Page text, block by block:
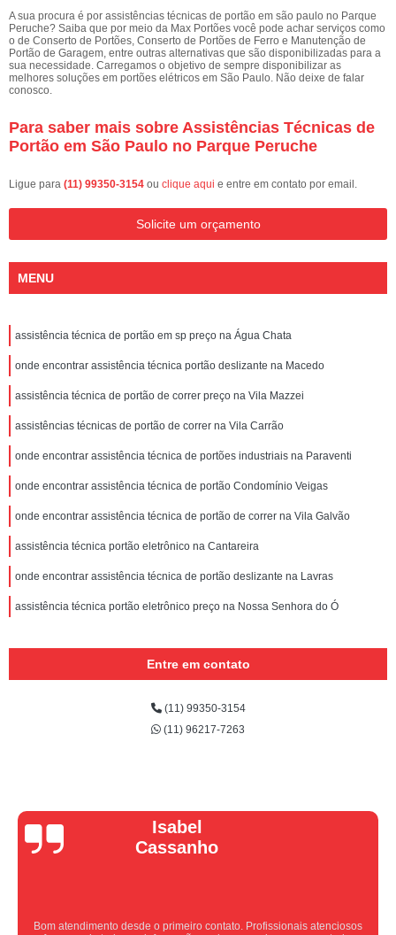
A sua procura é por assistências técnicas de portão em são paulo no Parque
Peruche? Saiba que por meio da Max Portões você pode achar serviços como
o de Conserto de Portões, Conserto de Portões de Ferro e Manutenção de
Portão de Garagem, entre outras alternativas que são disponibilizadas para a
sua necessidade. Carregamos o objetivo de sempre disponibilizar as
melhores soluções em portões elétricos em São Paulo. Não deixe de falar
conosco.
Para saber mais sobre Assistências Técnicas de
Portão em São Paulo no Parque Peruche
Ligue para (11) 99350-3154 ou clique aqui e entre em contato por email.
Solicite um orçamento
MENU
assistência técnica de portão em sp preço na Água Chata
onde encontrar assistência técnica portão deslizante na Macedo
assistência técnica de portão de correr preço na Vila Mazzei
assistências técnicas de portão de correr na Vila Carrão
onde encontrar assistência técnica de portões industriais na Paraventi
onde encontrar assistência técnica de portão Condomínio Veigas
onde encontrar assistência técnica de portão de correr na Vila Galvão
assistência técnica portão eletrônico na Cantareira
onde encontrar assistência técnica de portão deslizante na Lavras
assistência técnica portão eletrônico preço na Nossa Senhora do Ó
Entre em contato
(11) 99350-3154
(11) 96217-7263
Vera Maria
Equipe nota 10, trabalho rápido com excelência , super organizados.